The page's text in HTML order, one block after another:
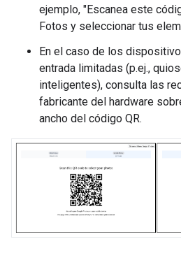
ejemplo, "Escanea este
Fotos y seleccionar tus
En el caso de los
entrada limitadas (p.ej.,
inteligentes), consulta las
fabricante del hardware
ancho del código QR.